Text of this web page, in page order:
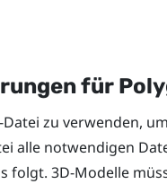
für
zu verwenden,
alle notwendigen
3D-Modelle